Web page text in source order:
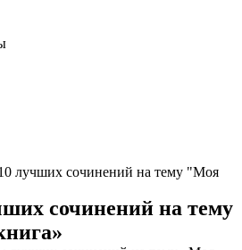
лучших сочинений на тему "Моя
сочинений на тему